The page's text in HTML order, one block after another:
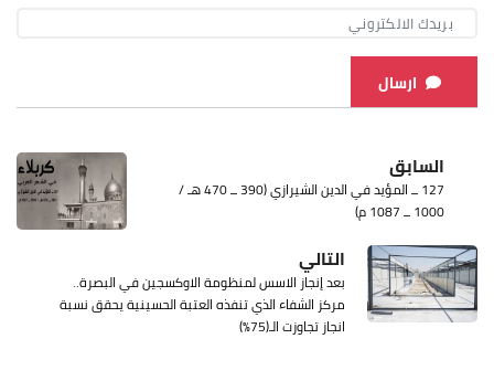
ارسال
السابق
127 ــ المؤيد في الدين الشيرازي (390 ــ 470 هـ /
1000 ــ 1087 م)
التالي
بعد إنجاز الاسس لمنظومة الاوكسجين في البصرة..
مركز الشفاء الذي تنفذه العتبة الحسينية يحقق نسبة
انجاز تجاوزت الـ(75٪)